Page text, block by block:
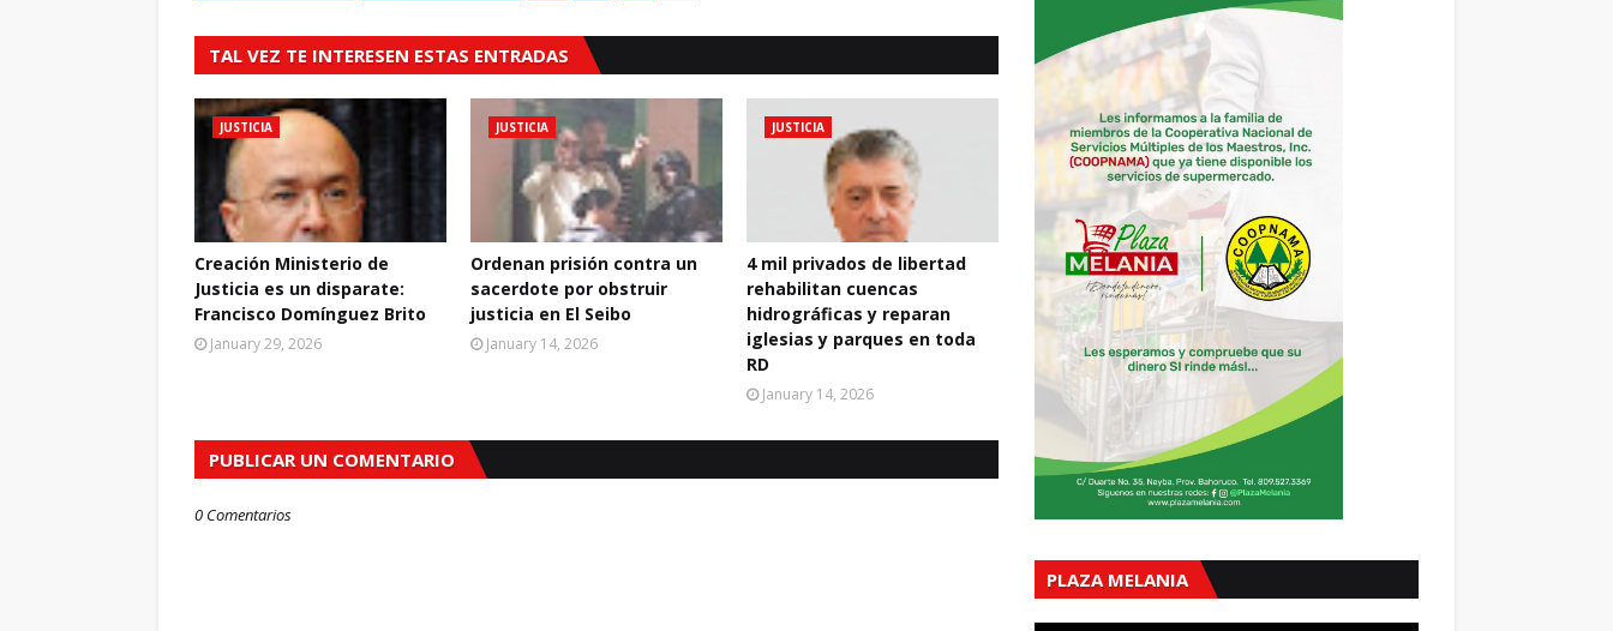
TAL VEZ TE INTERESEN ESTAS ENTRADAS
JUSTICIA
Creación Ministerio de
Justicia es un disparate:
Francisco Domínguez Brito
January 29, 2026
JUSTICIA
Ordenan prisión contra un
sacerdote por obstruir
justicia en El Seibo
January 14, 2026
JUSTICIA
4 mil privados de libertad
rehabilitan cuencas
hidrográficas y reparan
iglesias y parques en toda
RD
January 14, 2026
PUBLICAR UN COMENTARIO
0 Comentarios
PLAZA MELANIA